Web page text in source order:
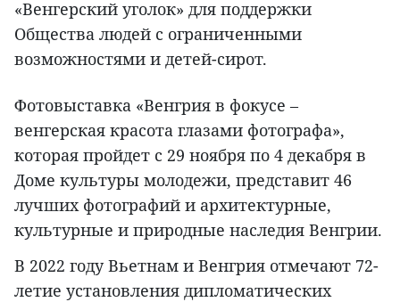
«Венгерский уголок» для поддержки
Общества людей с ограниченными
возможностями и детей-сирот.
Фотовыставка «Венгрия в фокусе –
венгерская красота глазами фотографа»,
которая пройдет с 29 ноября по 4 декабря в
Доме культуры молодежи, представит 46
лучших фотографий и архитектурные,
культурные и природные наследия Венгрии.
В 2022 году Вьетнам и Венгрия отмечают 72-
летие установления дипломатических